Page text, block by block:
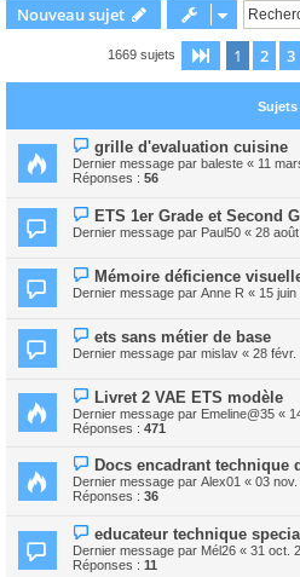
Nouveau sujet
1669 sujets Page 1sur67
1 2 3
Sujets
grille d'evaluation cuisine
Dernier message par baleste « 11
Réponses : 56
ETS 1er Grade et Second
Dernier message par Paul50 « 28
Mémoire déficience
Dernier message par Anne R « 15
ets sans métier de base
Dernier message par mislav « 28 févr.
Livret 2 VAE ETS modèle
Dernier message par Emeline@35 «
Réponses : 471
Docs encadrant technique
Dernier message par Alex01 « 03
Réponses : 36
educateur technique
Dernier message par Mél26 « 31 oct.
Réponses : 11